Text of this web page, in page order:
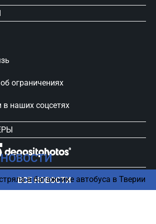
в багажнике автобуса в Тверии
ВСЕ НОВОСТИ
ограничениях
наших соцсетях
Все права защищены